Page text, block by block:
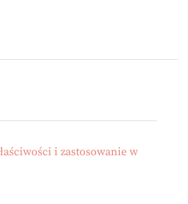
i zastosowanie w